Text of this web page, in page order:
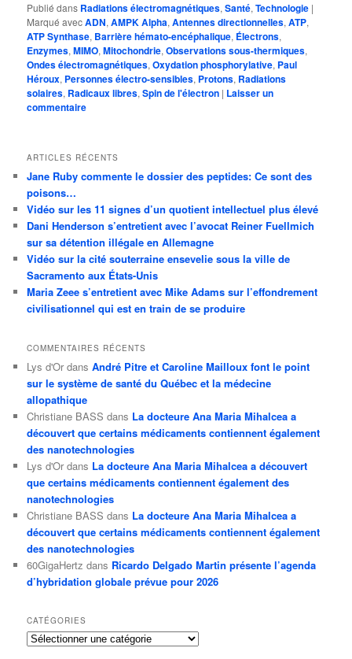
Publié dans Radiations électromagnétiques,Santé,Technologie |
Marqué avecADN,AMPK Alpha,Antennes directionnelles,ATP,
ATP Synthase, Barrière hémato-encéphalique, Électrons,
Enzymes,MIMO,Mitochondrie,Observations sous-thermiques,
Ondes électromagnétiques,Oxydation phosphorylative, Paul
Héroux, Personnes électro-sensibles, Protons, Radiations
solaires, Radicaux libres,Spin de l'électron | Laisser un
commentaire
ARTICLES RÉCENTS
Jane Ruby commente le dossier des peptides: Ce sont des
poisons…
Vidéo sur les 11 signes d’un quotient intellectuel plus élevé
Dani Henderson s’entretient avec l’avocat Reiner Fuellmich
sur sa détention illégale en Allemagne
Vidéo sur la cité souterraine ensevelie sous la ville de
Sacramento aux États-Unis
Maria Zeee s’entretient avec Mike Adams sur l’effondrement
civilisationnel qui est en train de se produire
COMMENTAIRES RÉCENTS
Lys d'Or dansAndré Pitre et Caroline Mailloux font le point
sur le système de santé du Québec et la médecine
allopathique
Christiane BASS dans La docteure Ana Maria Mihalcea a
découvert que certains médicaments contiennent également
des nanotechnologies
Lys d'Or dans La docteure Ana Maria Mihalcea a découvert
que certains médicaments contiennent également des
nanotechnologies
Christiane BASS dans La docteure Ana Maria Mihalcea a
découvert que certains médicaments contiennent également
des nanotechnologies
60GigaHertz dans Ricardo Delgado Martin présente l’agenda
d’hybridation globale prévue pour 2026
CATÉGORIES
Catégories